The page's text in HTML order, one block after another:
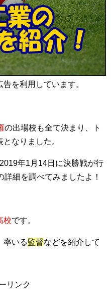
を利用しています。
の出場校も全て決まり、ト
なりました。
年1月14日に決勝戦が行
細を調べてみましたよ！
校です。
率いる監督などを紹介して
リンク